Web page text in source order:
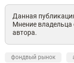
Данная
Мнение владельца
автора.
фондвый рынок